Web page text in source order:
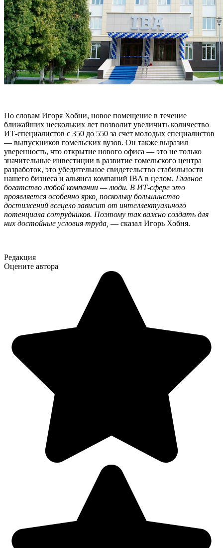
По словам Игоря Хобни, новое помещение в течение
ближайших нескольких лет позволит увеличить количество
ИТ-специалистов с 350 до 550 за счет молодых специалистов
— выпускников гомельских вузов. Он также выразил
уверенность, что открытие нового офиса — это не только
значительные инвестиции в развитие гомельского центра
разработок, это убедительное свидетельство стабильности
нашего бизнеса и альянса компаний IBA в целом. Главное
богатство любой компании — люди. В ИТ-сфере это
проявляется особенно ярко, поскольку большинство
достижений всецело зависит от интеллектуального
потенциала сотрудников. Поэтому так важно создать для
них достойные условия труда, — сказал Игорь Хобня.
Редакция
Оцените автора